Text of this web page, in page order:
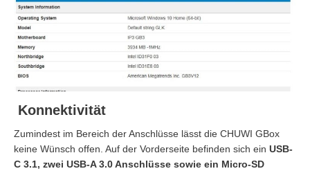
Konnektivität
Zumindest im Bereich der Anschlüsse lässt die CHUWI GBox
keine Wünsch offen. Auf der Vorderseite befinden sich ein USB-
C 3.1, zwei USB-A 3.0 Anschlüsse sowie ein Micro-SD